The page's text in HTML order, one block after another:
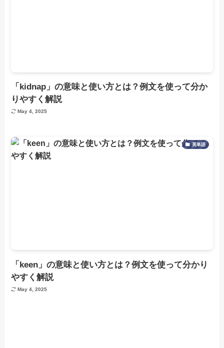
「kidnap」の意味と使い方とは？例文を使って分か
りやすく解説
May 4, 2025
英単語
「keen」の意味と使い方とは？例文を使って分かり
やすく解説
May 4, 2025